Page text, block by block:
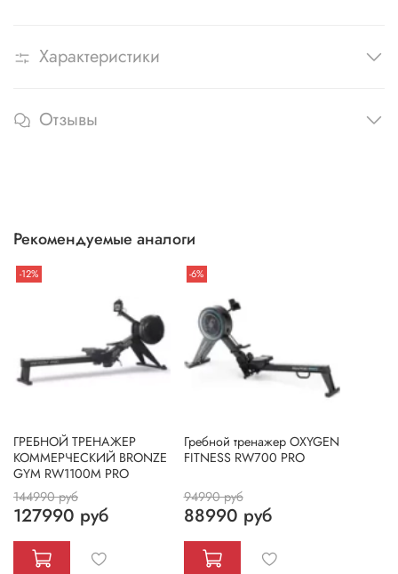
Характеристики
Отзывы
Рекомендуемые аналоги
-12%
ГРЕБНОЙ ТРЕНАЖЕР
КОММЕРЧЕСКИЙ BRONZE
GYM RW1100M PRO
144990 руб
127990 руб
-6%
Гребной тренажер OXYGEN
FITNESS RW700 PRO
94990 руб
88990 руб